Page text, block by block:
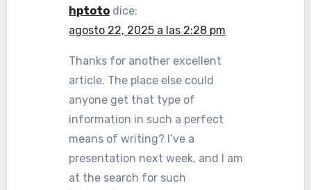
hptoto dice:
agosto 22, 2025 a las 2:28 pm
Thanks for another excellent
article. The place else could
anyone get that type of
information in such a perfect
means of writing? I’ve a
presentation next week, and I am
at the search for such